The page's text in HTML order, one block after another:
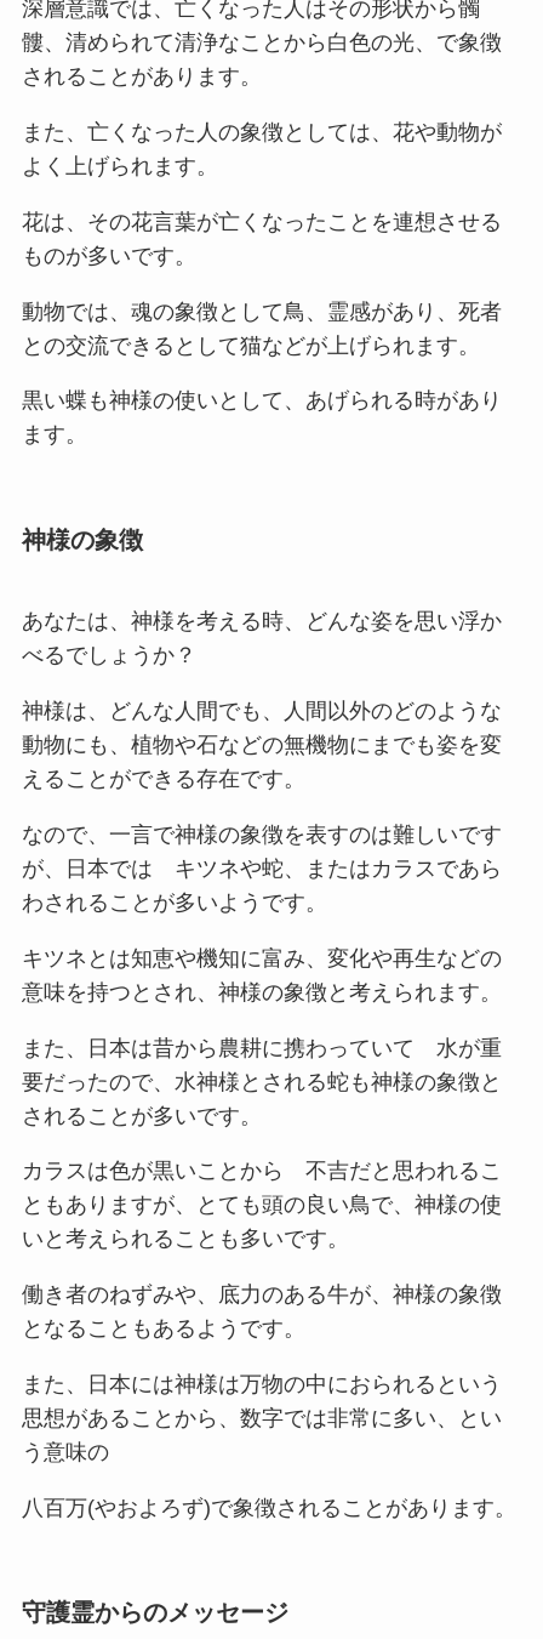
深層意識では、亡くなった人はその形状から髑
髏、清められて清浄なことから白色の光、で象徴
されることがあります。
また、亡くなった人の象徴としては、花や動物が
よく上げられます。
花は、その花言葉が亡くなったことを連想させる
ものが多いです。
動物では、魂の象徴として鳥、霊感があり、死者
との交流できるとして猫などが上げられます。
黒い蝶も神様の使いとして、あげられる時があり
ます。
神様の象徴
あなたは、神様を考える時、どんな姿を思い浮か
べるでしょうか？
神様は、どんな人間でも、人間以外のどのような
動物にも、植物や石などの無機物にまでも姿を変
えることができる存在です。
なので、一言で神様の象徴を表すのは難しいです
が、日本では キツネや蛇、またはカラスであら
わされることが多いようです。
キツネとは知恵や機知に富み、変化や再生などの
意味を持つとされ、神様の象徴と考えられます。
また、日本は昔から農耕に携わっていて 水が重
要だったので、水神様とされる蛇も神様の象徴と
されることが多いです。
カラスは色が黒いことから 不吉だと思われるこ
ともありますが、とても頭の良い鳥で、神様の使
いと考えられることも多いです。
働き者のねずみや、底力のある牛が、神様の象徴
となることもあるようです。
また、日本には神様は万物の中におられるという
思想があることから、数字では非常に多い、とい
う意味の
八百万(やおよろず)で象徴されることがあります。
守護霊からのメッセージ